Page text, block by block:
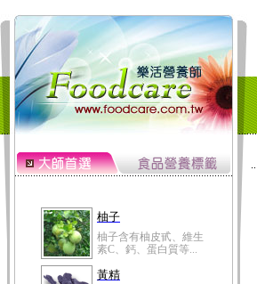
柚子
柚子含有柚皮甙、維生
素C、鈣、蛋白質等...
黃精